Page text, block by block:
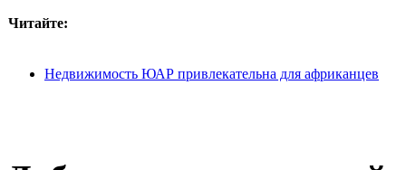
Читайте:
Недвижимость ЮАР привлекательна для африканцев